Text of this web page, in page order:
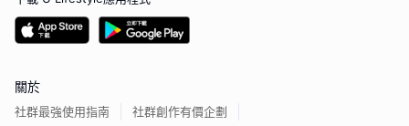
關於
社群最強使用指南 社群創作有價企劃